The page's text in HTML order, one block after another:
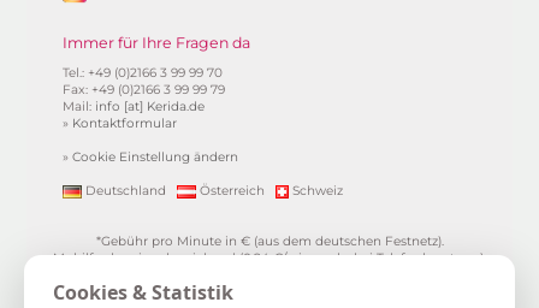
Immer für Ihre Fragen da
Tel.: +49 (0)2166 3 99 99 70
Fax: +49 (0)2166 3 99 99 79
Mail: info [at] Kerida.de
» Kontaktformular
»Cookie Einstellung ändern
Deutschland Österreich Schweiz
*Gebühr pro Minute in € (aus dem deutschen Festnetz).
Mobilfunkpreise abweichend (0,24 €/min. mehr bei Telefonberatung).
**1.99€/min aus allen dt. Netzen
Cookies & Statistik